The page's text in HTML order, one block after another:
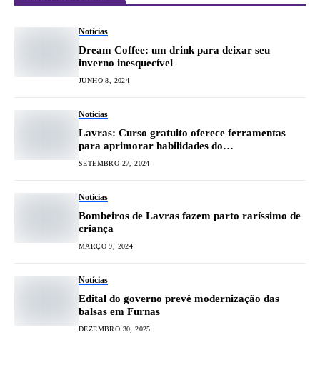
Notícias
Dream Coffee: um drink para deixar seu
inverno inesquecível
JUNHO 8, 2024
Notícias
Lavras: Curso gratuito oferece ferramentas
para aprimorar habilidades do
empreendedorismo
SETEMBRO 27, 2024
Notícias
Bombeiros de Lavras fazem parto raríssimo de
criança
MARÇO 9, 2024
Notícias
Edital do governo prevê modernização das
balsas em Furnas
DEZEMBRO 30, 2025